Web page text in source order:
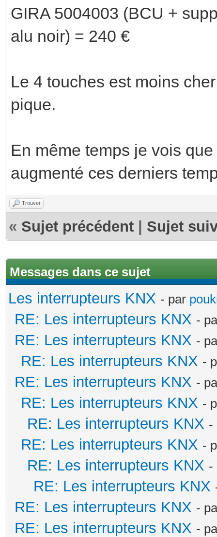
GIRA 5004003 (BCU +
alu noir) = 240 €
Le 4 touches est moins
pique.
En même temps je vois
augmenté ces derniers
Trouver
« Sujet précédent Sujet
Messages dans ce sujet
Les interrupteurs KNX - par
RE: Les interrupteurs KNX -
RE: Les interrupteurs KNX -
RE: Les interrupteurs KNX -
RE: Les interrupteurs KNX -
RE: Les interrupteurs KNX -
RE: Les interrupteurs KNX -
RE: Les interrupteurs KNX -
RE: Les interrupteurs KNX -
RE: Les interrupteurs KNX
RE: Les interrupteurs KNX -
RE: Les interrupteurs KNX -